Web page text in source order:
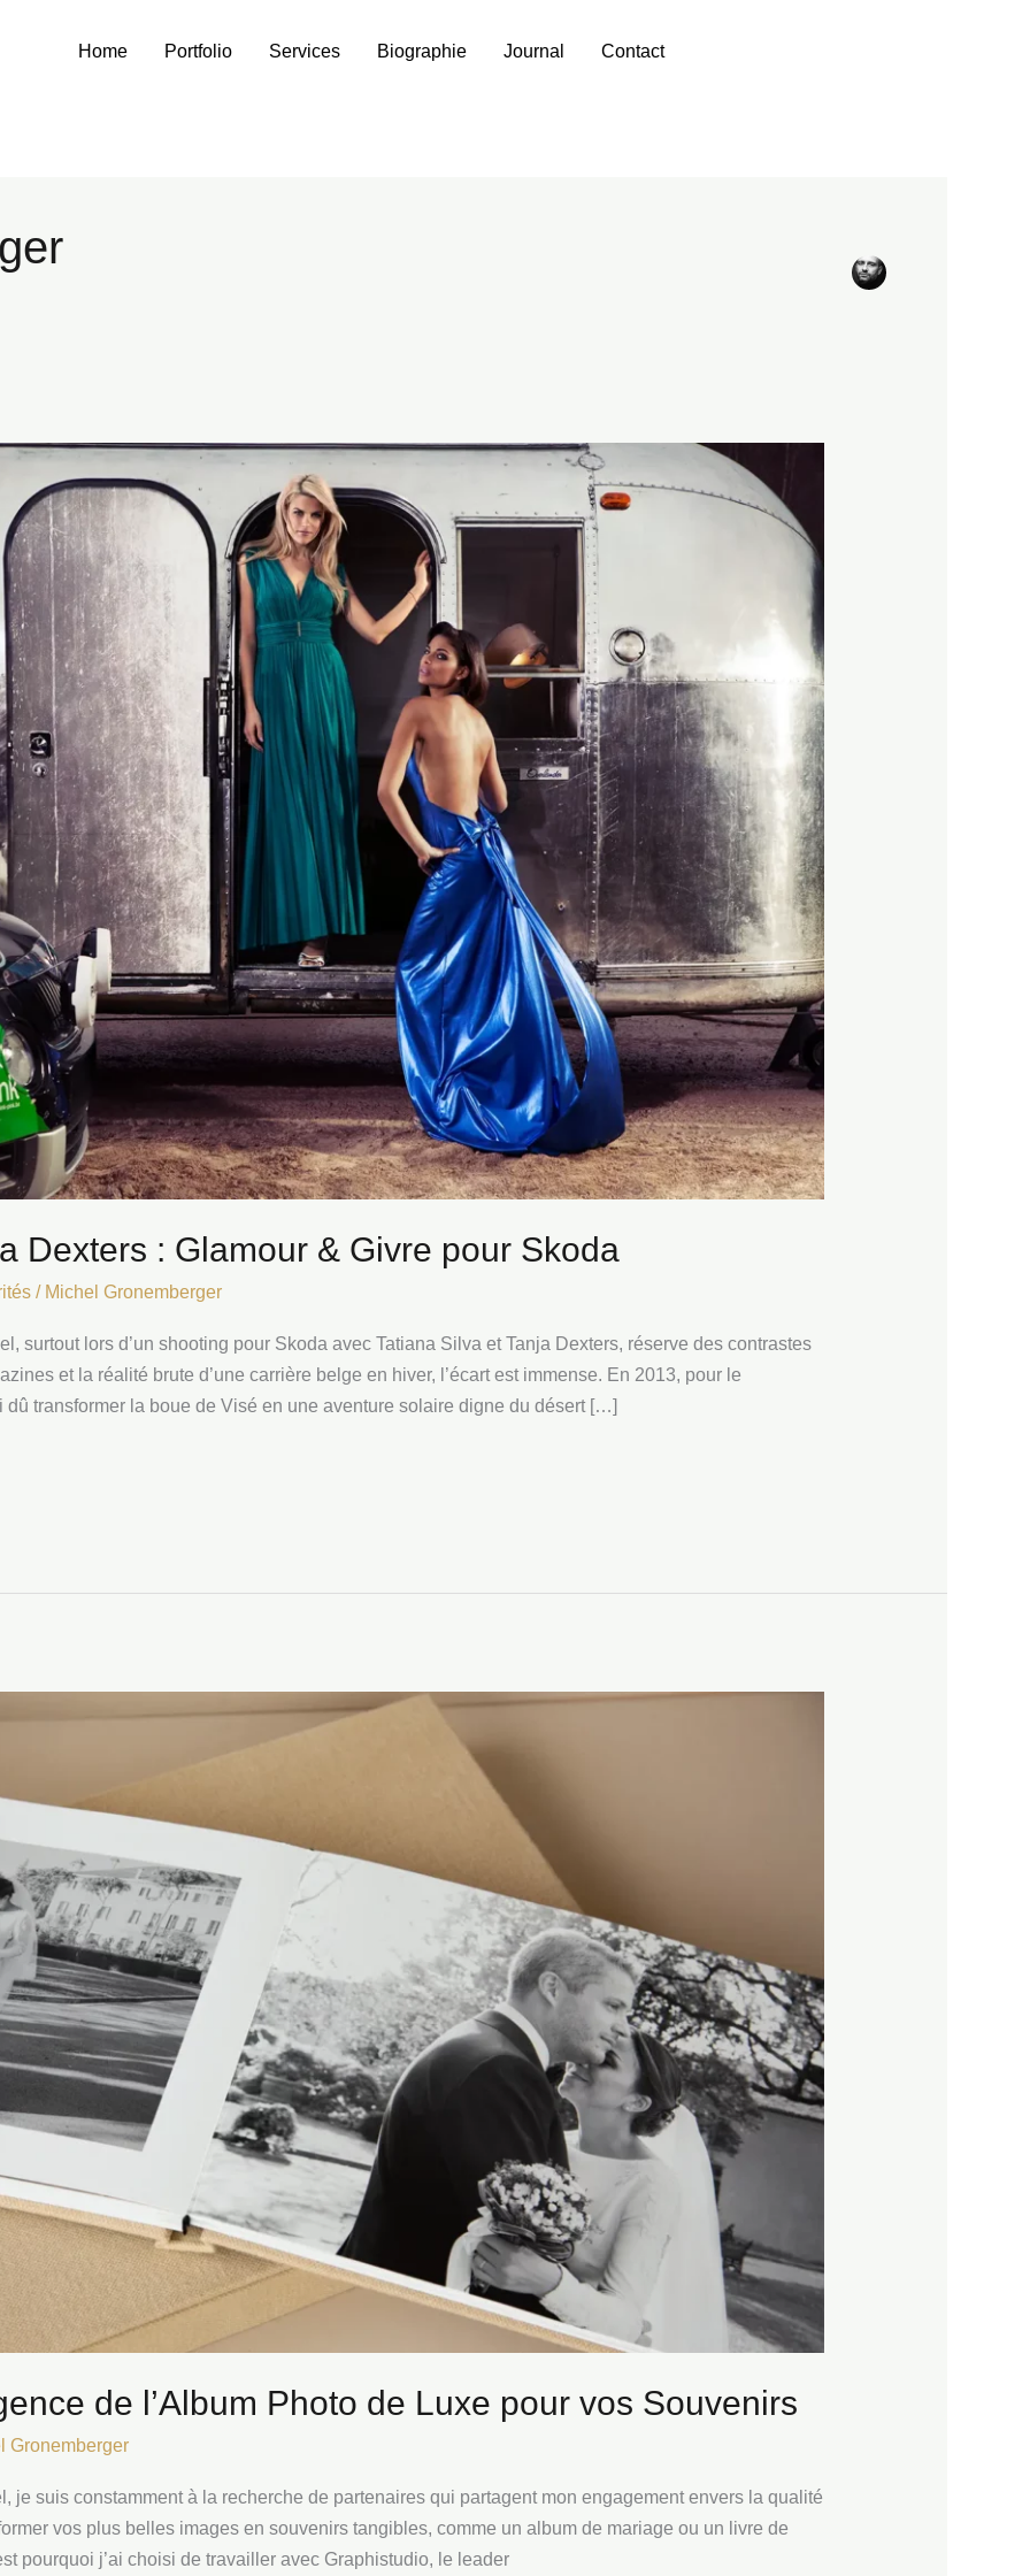
Home Portfolio Services Biographie Journal Contact
Dexters : Glamour & Givre pour Skoda
/ Michel Gronemberger
surtout lors d’un shooting pour Skoda avec Tatiana Silva et Tanja Dexters, réserve des contrastes
et la réalité brute d’une carrière belge en hiver, l’écart est immense. En 2013, pour le
dû transformer la boue de Visé en une aventure solaire digne du désert […]
de l’Album Photo de Luxe pour vos Souvenirs
Gronemberger
je suis constamment à la recherche de partenaires qui partagent mon engagement envers la qualité
vos plus belles images en souvenirs tangibles, comme un album de mariage ou un livre de
pourquoi j’ai choisi de travailler avec Graphistudio, le leader